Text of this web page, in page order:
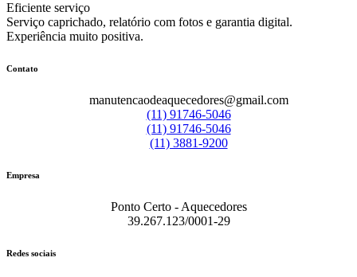
Eficiente serviço
Serviço caprichado, relatório com fotos e garantia digital.
Experiência muito positiva.
Contato
manutencaodeaquecedores@gmail.com
(11) 91746-5046
(11) 91746-5046
(11) 3881-9200
Empresa
Ponto Certo - Aquecedores
39.267.123/0001-29
Redes sociais